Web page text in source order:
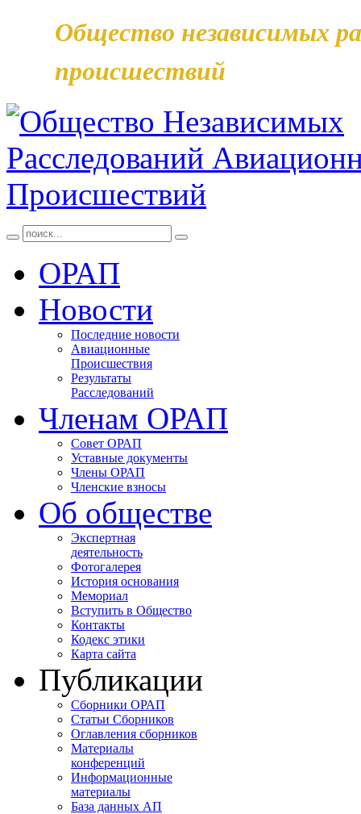
Общество независимых
происшествий
ОРАП
Новости
Последние новости
Авиационные
Происшествия
Результаты
Расследований
Членам ОРАП
Совет ОРАП
Уставные документы
Члены ОРАП
Членские взносы
Об обществе
Экспертная
деятельность
Фотогалерея
История основания
Мемориал
Вступить в Общество
Контакты
Кодекс этики
Карта сайта
Публикации
Сборники ОРАП
Статьи Сборников
Оглавления сборников
Материалы
конференций
Информационные
материалы
База данных АП